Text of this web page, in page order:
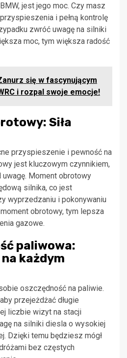
jest jego moc. Czy masz
i pełną kontrolę
zwróć uwagę na silniki
moc, tym większa radość
się w fascynującym
i rozpal swoje emocje!
Siła
przyspieszenie i pewność na
jest kluczowym czynnikiem,
Moment obrotowy
silnika, co jest
wyprzedzaniu i pokonywaniu
obrotowy, tym lepsza
gazowe.
paliwowa:
każdym
oszczędność na paliwie.
przejeżdżać długie
liczbie wizyt na stacji
na silniki diesla o wysokiej
Dzięki temu będziesz mógł
bez częstych